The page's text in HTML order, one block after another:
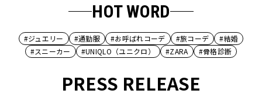
HOT WORD
#ジュエリー #通勤服 #お呼ばれコーデ #旅コーデ
#結婚
#スニーカー
#UNIQLO（ユニクロ） #ZARA #骨格診断
PRESS RELEASE